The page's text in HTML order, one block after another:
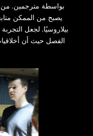
بواسطة مترجمين. من
يصبح من الممكن
بيلاروسيًا. لجعل
الفصل حيث أن